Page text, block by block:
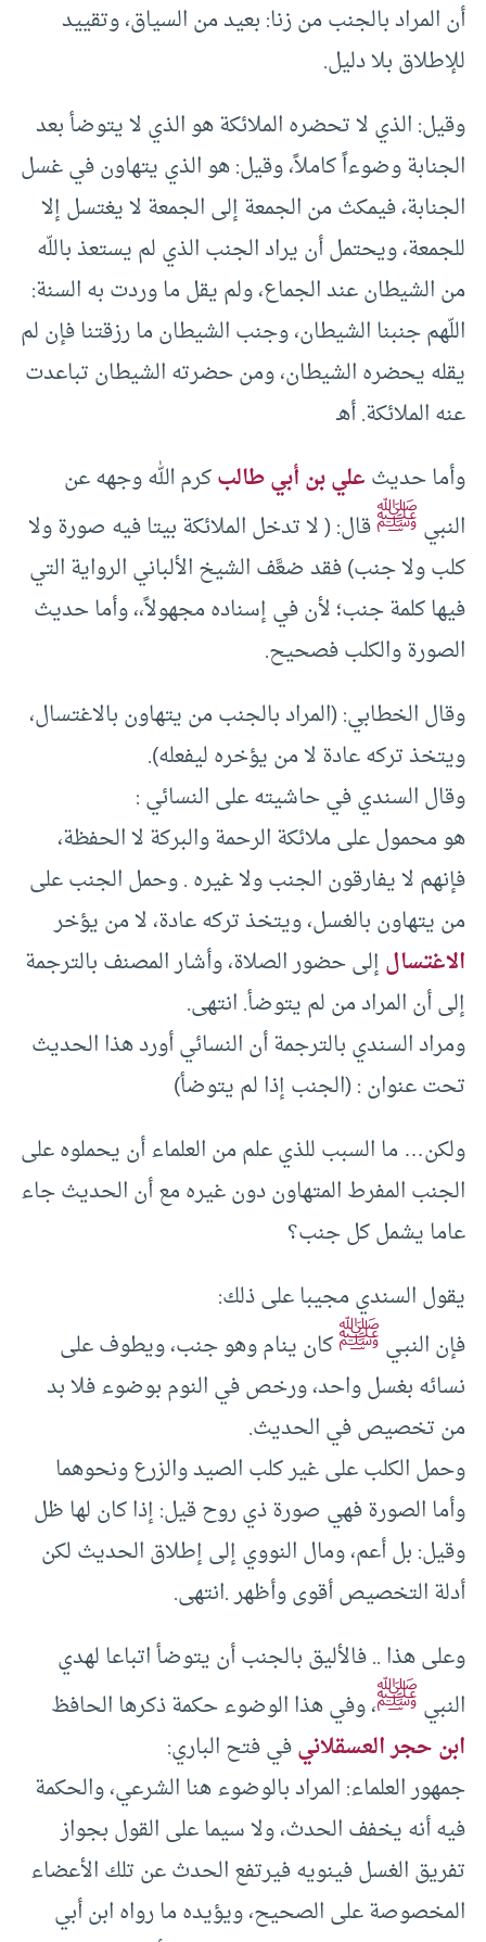
أن المراد بالجنب من زنا: بعيد من السياق، وتقييد
للإطلاق بلا دليل.
وقيل: الذي لا تحضره الملائكة هو الذي لا يتوضأ بعد
الجنابة وضوءاً كاملاً، وقيل: هو الذي يتهاون في غسل
الجنابة، فيمكث من الجمعة إلى الجمعة لا يغتسل إلا
للجمعة، ويحتمل أن يراد الجنب الذي لم يستعذ باللّه
من الشيطان عند الجماع، ولم يقل ما وردت به السنة:
اللّهم جنبنا الشيطان، وجنب الشيطان ما رزقتنا فإن لم
يقله يحضره الشيطان، ومن حضرته الشيطان تباعدت
عنه الملائكة. أهـ
وأما حديثعلي بن أبي طالبكرم الله وجهه عن
النبيﷺقال: ( لا تدخل الملائكة بيتا فيه صورة ولا
كلب ولا جنب) فقد ضعَّف الشيخ الألباني الرواية التي
فيها كلمة جنب؛ لأن في إسناده مجهولاً،، وأما حديث
الصورة والكلب فصحيح.
وقال الخطابي: (المراد بالجنب من يتهاون بالاغتسال،
ويتخذ تركه عادة لا من يؤخره ليفعله).
وقال السندي في حاشيته على النسائي :
هو محمول على ملائكة الرحمة والبركة لا الحفظة،
فإنهم لا يفارقون الجنب ولا غيره . وحمل الجنب على
من يتهاون بالغسل، ويتخذ تركه عادة، لا من يؤخر
الاغتسالإلى حضور الصلاة، وأشار المصنف بالترجمة
إلى أن المراد من لم يتوضأ. انتهى.
ومراد السندي بالترجمة أن النسائي أورد هذا الحديث
تحت عنوان : (الجنب إذا لم يتوضأ)
ولكن… ما السبب للذي علم من العلماء أن يحملوه على
الجنب المفرط المتهاون دون غيره مع أن الحديث جاء
عاما يشمل كل جنب؟
يقول السندي مجيبا على ذلك:
فإن النبـيﷺكان ينام وهو جنب، ويطوف على
نسائه بغسل واحد، ورخص في النوم بوضوء فلا بد
من تخصيص في الحديث.
وحمل الكلب على غير كلب الصيد والزرع ونحوهما
وأما الصورة فهي صورة ذي روح قيل: إذا كان لها ظل
وقيل: بل أعم، ومال النووي إلى إطلاق الحديث لكن
أدلة التخصيص أقوى وأظهر .انتهى.
وعلى هذا .. فالأليق بالجنب أن يتوضأ اتباعا لهدي
النبيﷺ، وفي هذا الوضوء حكمة ذكرها الحافظ
ابن حجر العسقلانيفي فتح الباري:
جمهور العلماء: المراد بالوضوء هنا الشرعي، والحكمة
فيه أنه يخفف الحدث، ولا سيما على القول بجواز
تفريق الغسل فينويه فيرتفع الحدث عن تلك الأعضاء
المخصوصة على الصحيح، ويؤيده ما رواه ابن أبي